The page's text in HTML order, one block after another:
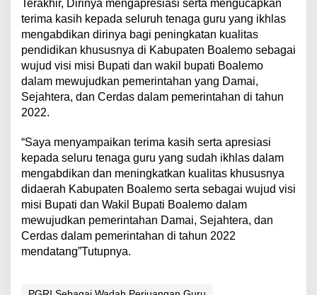
Terakhir, Dirinya mengapresiasi serta mengucapkan
terima kasih kepada seluruh tenaga guru yang ikhlas
mengabdikan dirinya bagi peningkatan kualitas
pendidikan khususnya di Kabupaten Boalemo sebagai
wujud visi misi Bupati dan wakil bupati Boalemo
dalam mewujudkan pemerintahan yang Damai,
Sejahtera, dan Cerdas dalam pemerintahan di tahun
2022.
“Saya menyampaikan terima kasih serta apresiasi
kepada seluru tenaga guru yang sudah ikhlas dalam
mengabdikan dan meningkatkan kualitas khususnya
didaerah Kabupaten Boalemo serta sebagai wujud visi
misi Bupati dan Wakil Bupati Boalemo dalam
mewujudkan pemerintahan Damai, Sejahtera, dan
Cerdas dalam pemerintahan di tahun 2022
mendatang”Tutupnya.